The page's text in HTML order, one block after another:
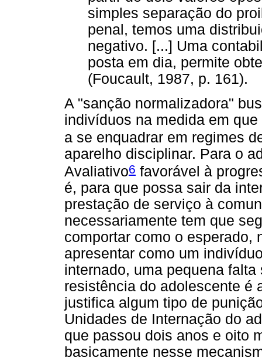
simples separação do
penal, temos uma
negativo. [...] Uma
posta em dia, permite
(Foucault, 1987, p. 161).
A "sanção normalizadora"
indivíduos na medida em
a se enquadrar em regimes
aparelho disciplinar. Para o
Avaliativo6 favorável à
é, para que possa sair da
prestação de serviço à
necessariamente tem que
comportar como o esperado,
apresentar como um
internado, uma pequena
resistência do adolescente é
justifica algum tipo de
Unidades de Internação do
que passou dois anos e oito
basicamente nesse